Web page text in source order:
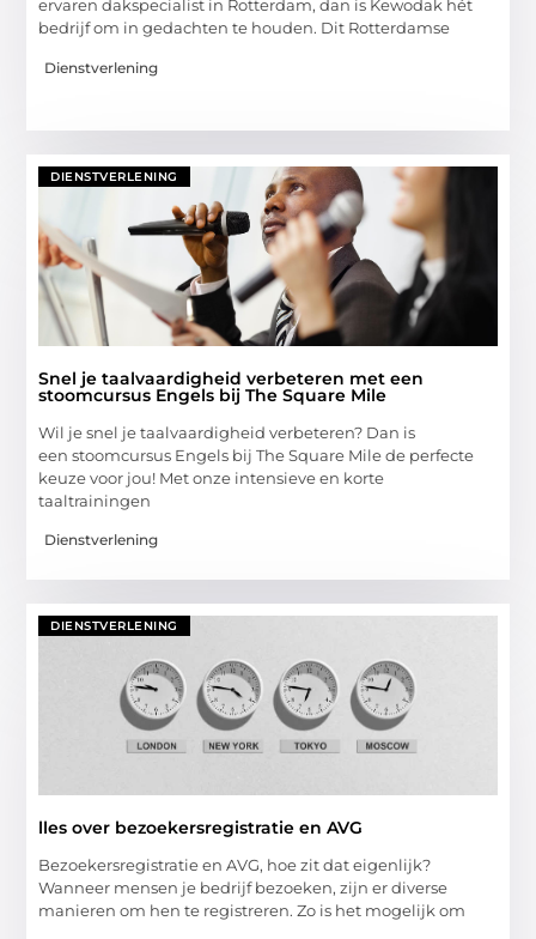
ervaren dakspecialist in Rotterdam, dan is Kewodak hét
bedrijf om in gedachten te houden. Dit Rotterdamse
Dienstverlening
DIENSTVERLENING
Snel je taalvaardigheid verbeteren met een
stoomcursus Engels bij The Square Mile
Wil je snel je taalvaardigheid verbeteren? Dan is
een stoomcursus Engels bij The Square Mile de perfecte
keuze voor jou! Met onze intensieve en korte
taaltrainingen
Dienstverlening
DIENSTVERLENING
lles over bezoekersregistratie en AVG
Bezoekersregistratie en AVG, hoe zit dat eigenlijk?
Wanneer mensen je bedrijf bezoeken, zijn er diverse
manieren om hen te registreren. Zo is het mogelijk om